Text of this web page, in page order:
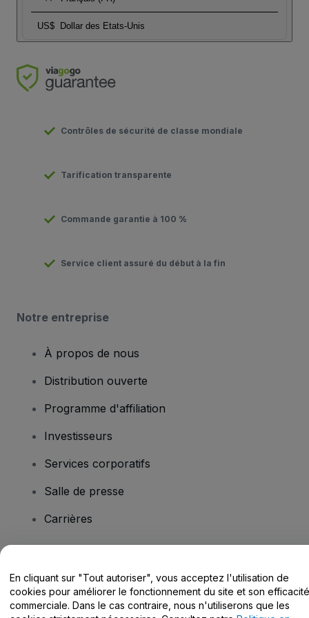
US$ Dollar des Etats-Unis
Contrôles de sécurité de classe mondiale
Tarification transparente
Commande garantie à 100 %
Service client assuré du début à la fin
Notre entreprise
À propos de nous
Distribution ouverte
Programme d'affiliation
Investisseurs
Services corporatifs
Salle de presse
Carrières
Centre d'assistance / Nous contacter
En cliquant sur "Tout autoriser", vous acceptez l'utilisation de
cookies pour améliorer le fonctionnement du site et son efficacité
commerciale. Dans le cas contraire, nous n'utiliserons que les